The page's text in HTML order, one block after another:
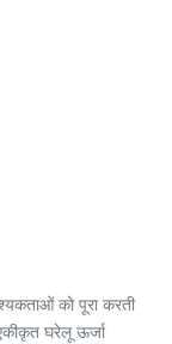
को पूरा करती
घरेलू ऊर्जा